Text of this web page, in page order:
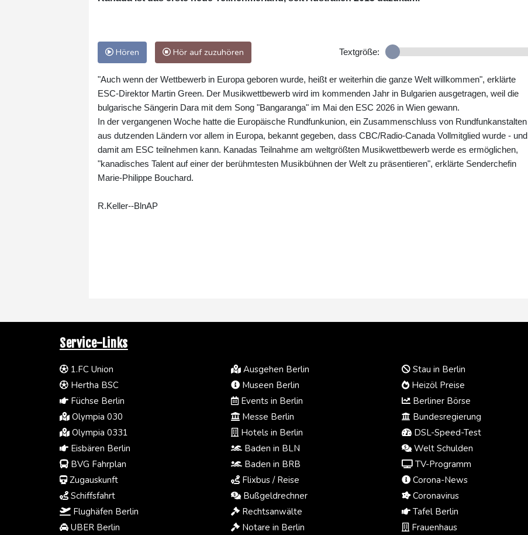
Hören Hör auf zuzuhören Textgröße:
"Auch wenn der Wettbewerb in Europa geboren wurde, heißt er weiterhin die ganze Welt willkommen", erklärte
ESC-Direktor Martin Green. Der Musikwettbewerb wird im kommenden Jahr in Bulgarien ausgetragen, weil die
bulgarische Sängerin Dara mit dem Song "Bangaranga" im Mai den ESC 2026 in Wien gewann.
In der vergangenen Woche hatte die Europäische Rundfunkunion, ein Zusammenschluss von Rundfunkanstalten
aus dutzenden Ländern vor allem in Europa, bekannt gegeben, dass CBC/Radio-Canada Vollmitglied wurde - und
damit am ESC teilnehmen kann. Kanadas Teilnahme am weltgrößten Musikwettbewerb werde es ermöglichen,
"kanadisches Talent auf einer der berühmtesten Musikbühnen der Welt zu präsentieren", erklärte Senderchefin
Marie-Philippe Bouchard.
R.Keller--BlnAP
Service-Links
1.FC Union
Hertha BSC
Füchse Berlin
Olympia 030
Olympia 0331
Eisbären Berlin
BVG Fahrplan
Zugauskunft
Schiffsfahrt
Flughäfen Berlin
UBER Berlin
Ausgehen Berlin
Museen Berlin
Events in Berlin
Messe Berlin
Hotels in Berlin
Baden in BLN
Baden in BRB
Flixbus / Reise
Bußgeldrechner
Rechtsanwälte
Notare in Berlin
Stau in Berlin
Heizöl Preise
Berliner Börse
Bundesregierung
DSL-Speed-Test
Welt Schulden
TV-Programm
Corona-News
Coronavirus
Tafel Berlin
Frauenhaus